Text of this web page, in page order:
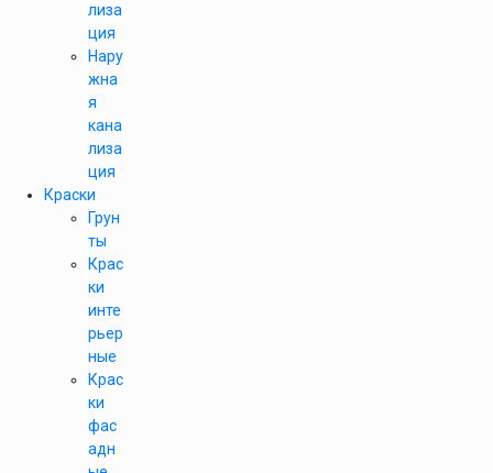
лиза
ция
Нару
жна
я
кана
лиза
ция
Краски
Грун
ты
Крас
ки
инте
рьер
ные
Крас
ки
фас
адн